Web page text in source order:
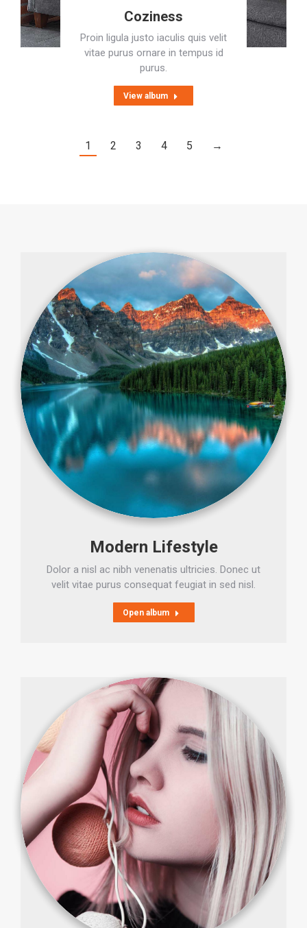
Coziness
Proin ligula justo iaculis quis velit
vitae purus ornare in tempus id
purus.
View album
1 2 3 4 5 →
Modern Lifestyle
Dolor a nisl ac nibh venenatis ultricies. Donec ut
velit vitae purus consequat feugiat in sed nisl.
Open album